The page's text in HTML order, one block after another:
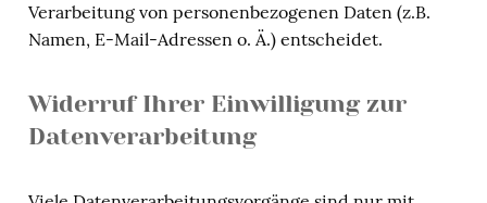
Verarbeitung von personenbezogenen Daten (z.B.
Namen, E-Mail-Adressen o. Ä.) entscheidet.
Widerruf Ihrer Einwilligung zur
Datenverarbeitung